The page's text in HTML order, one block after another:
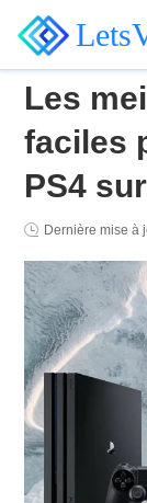
Les
faciles
PS4
Dernière mise à